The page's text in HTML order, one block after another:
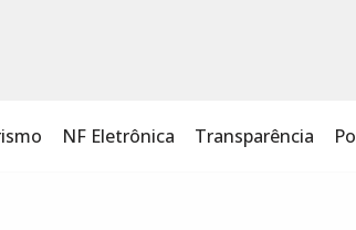
NF Eletrônica Transparência